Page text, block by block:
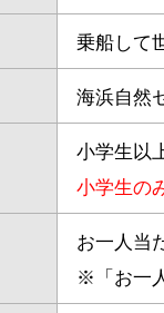
乗船して
海浜自然
小学生以
小学生の
お一人当
※「お一